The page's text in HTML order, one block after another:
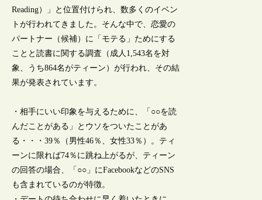
Reading）」と位置付けられ、数多くのイベン
トが行われてきました。そんな中で、恋愛の
パートナー（候補）に「モテる」ためにする
ことと読書に関する調査（成人1,543名を対
象、うち864名がティーン）が行われ、その結
果が発表されています。
・相手にいい印象を与えるために、「○○を読
んだことがある」とウソをついたことがあ
る・・・39％（男性46％、女性33％）。ティ
ーンに限れば74％に跳ね上がるが、ティーン
の回答の場合、「○○」にFacebookなどのSNS
も含まれているのが特徴。